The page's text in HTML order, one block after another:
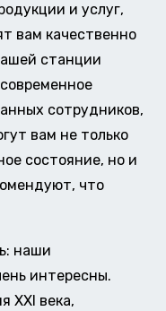
и услуг,
вам качественно
станции
сотрудников,
вам не только
состояние, но и
что
наши
интересны.
XXI века,